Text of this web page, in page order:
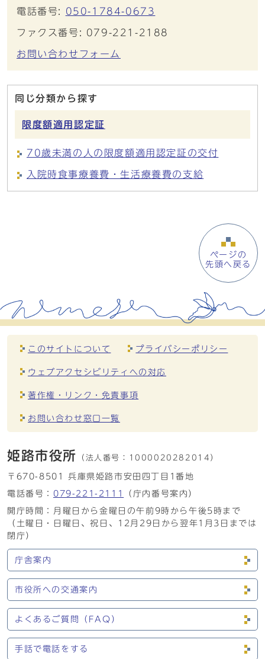
電話番号: 050-1784-0673
ファクス番号: 079-221-2188
お問い合わせフォーム
同じ分類から探す
限度額適用認定証
70歳未満の人の限度額適用認定証の交付
入院時食事療養費・生活療養費の支給
ページの
先頭へ戻る
このサイトについて プライバシーポリシー
ウェブアクセシビリティへの対応
著作権・リンク・免責事項
お問い合わせ窓口一覧
姫路市役所 （法人番号： 1000020282014）
〒670-8501 兵庫県姫路市安田四丁目1番地
電話番号： 079-221-2111
（庁内番号案内）
開庁時間：月曜日から金曜日の午前9時から午後5時まで
（土曜日・日曜日、祝日、12月29日から翌年1月3日までは
閉庁）
庁舎案内
市役所への交通案内
よくあるご質問（FAQ）
手話で電話をする